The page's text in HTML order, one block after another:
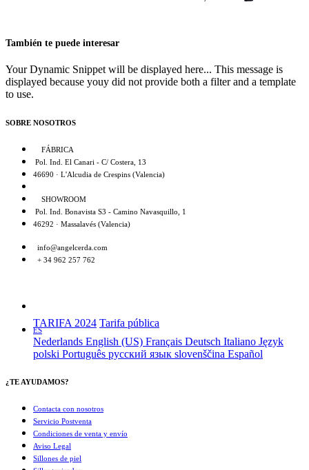
También te puede interesar
Your Dynamic Snippet will be displayed here... This message is
displayed because youy did not provide both a filter and a template
to use.
SOBRE NOSOTROS
FÁBRICA
Pol. Ind. El Canari - C/ Costera, 13
46690 · L'Alcudia de Crespins (Valencia)
SHOWROOM
Pol. Ind. Bonavista S3 - Camino Navasquillo, 1
46292 · Massalavés (Valencia)
info@angelcerda.com
+ 34 962 257 762
TARIFA 2024 Tarifa pública
ES
Nederlands English (US) Français Deutsch Italiano Język
polski Português русский язык slovenščina Español
¿TE AYUDAMOS?
Contacta con nosotros
Servicio Postventa
Condiciones de venta y envío
Aviso Legal
Sillones de piel